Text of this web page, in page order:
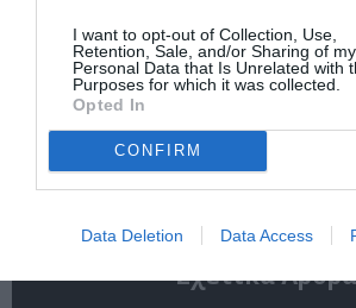
I want to opt-out of Collection, Use,
Retention, Sale, and/or Sharing of my
Personal Data that Is Unrelated with
Purposes for which it was collected.
Opted In
CONFIRM
Data Deletion Data Access
Ακολουθήστε το Culturenow.gr
Σχετικά Άρθρα